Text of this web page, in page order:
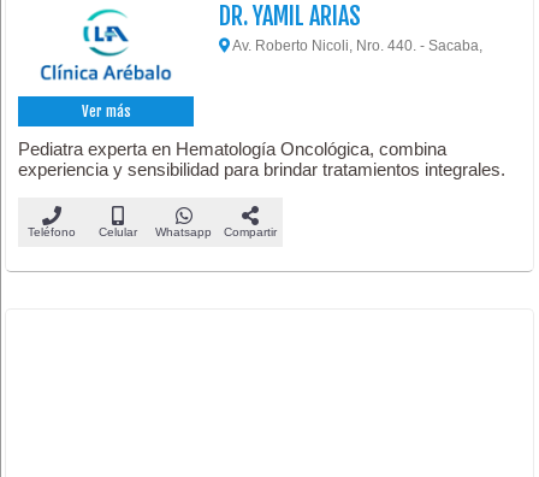
Ver más
DR. YAMIL ARIAS
Av. Roberto Nicoli, Nro. 440. - Sacaba,
Pediatra experta en Hematología Oncológica, combina
experiencia y sensibilidad para brindar tratamientos integrales.
Teléfono Celular Whatsapp Compartir